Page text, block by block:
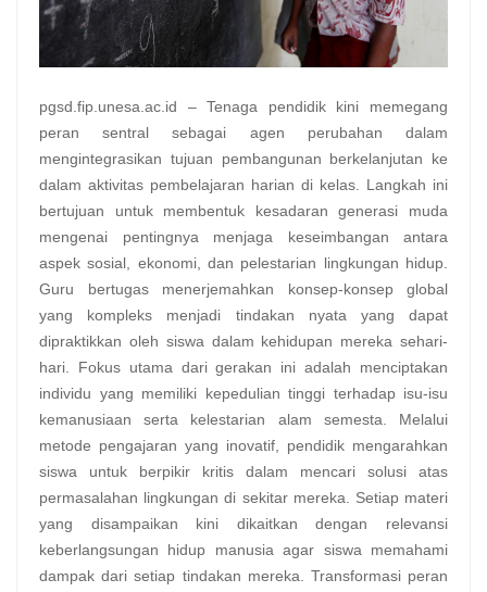
pgsd.fip.unesa.ac.id – Tenaga pendidik kini memegang
peran sentral sebagai agen perubahan dalam
mengintegrasikan tujuan pembangunan berkelanjutan ke
dalam aktivitas pembelajaran harian di kelas. Langkah ini
bertujuan untuk membentuk kesadaran generasi muda
mengenai pentingnya menjaga keseimbangan antara
aspek sosial, ekonomi, dan pelestarian lingkungan hidup.
Guru bertugas menerjemahkan konsep-konsep global
yang kompleks menjadi tindakan nyata yang dapat
dipraktikkan oleh siswa dalam kehidupan mereka sehari-
hari. Fokus utama dari gerakan ini adalah menciptakan
individu yang memiliki kepedulian tinggi terhadap isu-isu
kemanusiaan serta kelestarian alam semesta. Melalui
metode pengajaran yang inovatif, pendidik mengarahkan
siswa untuk berpikir kritis dalam mencari solusi atas
permasalahan lingkungan di sekitar mereka. Setiap materi
yang disampaikan kini dikaitkan dengan relevansi
keberlangsungan hidup manusia agar siswa memahami
dampak dari setiap tindakan mereka. Transformasi peran